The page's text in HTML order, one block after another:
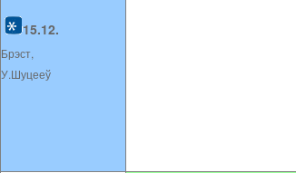
15.12.
Брэст,
У.Шуцееў